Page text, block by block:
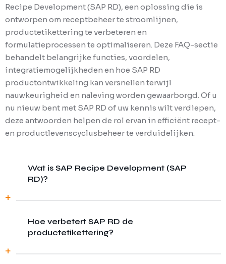
Recipe Development (SAP RD), een oplossing die is
ontworpen om receptbeheer te stroomlijnen,
productetikettering te verbeteren en
formulatieprocessen te optimaliseren. Deze FAQ-sectie
behandelt belangrijke functies, voordelen,
integratiemogelijkheden en hoe SAP RD
productontwikkeling kan versnellen terwijl
nauwkeurigheid en naleving worden gewaarborgd. Of u
nu nieuw bent met SAP RD of uw kennis wilt verdiepen,
deze antwoorden helpen de rol ervan in efficiënt recept-
en productlevenscyclusbeheer te verduidelijken.
Wat is SAP Recipe Development (SAP
RD)?
SAP RDis een oplossing die bedrijven
helpt bij het efficiënt creëren, beheren en
Hoe verbetert SAP RD de
productetikettering?